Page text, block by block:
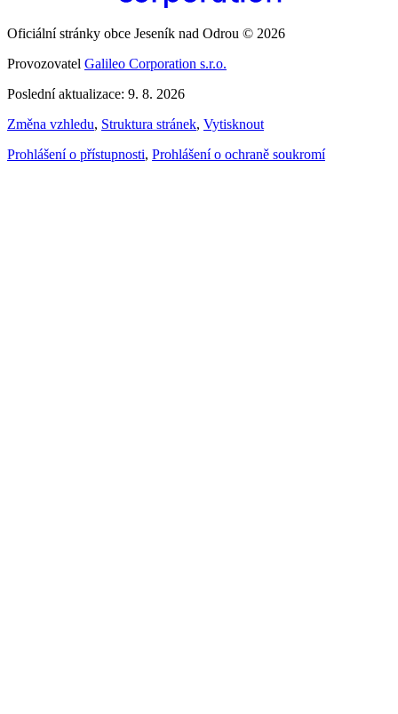
Oficiální stránky obce Jeseník nad Odrou © 2026
Provozovatel Galileo Corporation s.r.o.
Poslední aktualizace: 9. 8. 2026
Změna vzhledu, Struktura stránek, Vytisknout
Prohlášení o přístupnosti, Prohlášení o ochraně soukromí